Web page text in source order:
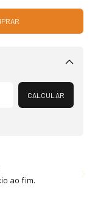
Alterar CEP
CALCULAR
ao fim.